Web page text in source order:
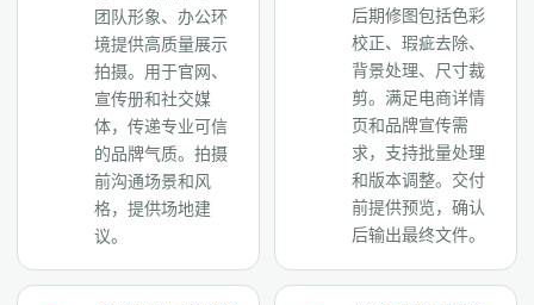
团队形象、办公环
境提供高质量展示
拍摄。用于官网、
宣传册和社交媒
体，传递专业可信
的品牌气质。拍摄
前沟通场景和风
格，提供场地建
议。
后期修图包括色彩
校正、瑕疵去除、
背景处理、尺寸裁
剪。满足电商详情
页和品牌宣传需
求，支持批量处理
和版本调整。交付
前提供预览，确认
后输出最终文件。